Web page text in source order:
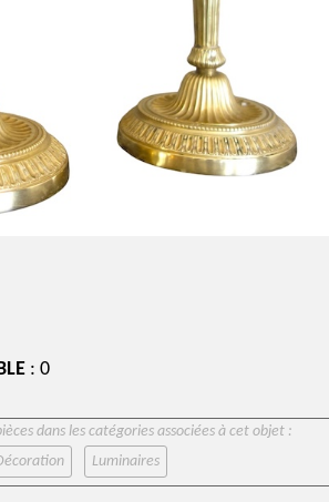
: 0
dans les catégories associées à cet objet :
Luminaires